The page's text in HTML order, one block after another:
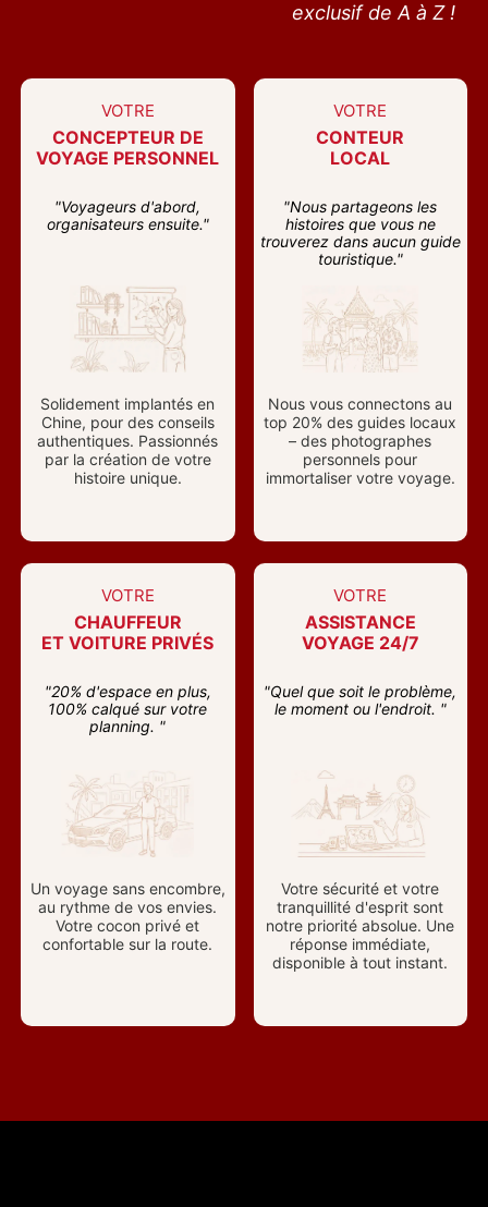
exclusif de A à Z !
VOTRE
CONCEPTEUR DE
VOYAGE PERSONNEL
"Voyageurs d'abord,
organisateurs ensuite."
Solidement implantés en
Chine, pour des conseils
authentiques. Passionnés
par la création de votre
histoire unique.
VOTRE
CONTEUR
LOCAL
"Nous partageons les
histoires que vous ne
trouverez dans aucun guide
touristique."
Nous vous connectons au
top 20% des guides locaux
– des photographes
personnels pour
immortaliser votre voyage.
VOTRE
CHAUFFEUR
ET VOITURE PRIVÉS
"20% d'espace en plus,
100% calqué sur votre
planning. "
Un voyage sans encombre,
au rythme de vos envies.
Votre cocon privé et
confortable sur la route.
VOTRE
ASSISTANCE
VOYAGE 24/7
"Quel que soit le problème,
le moment ou l'endroit. "
Votre sécurité et votre
tranquillité d'esprit sont
notre priorité absolue. Une
réponse immédiate,
disponible à tout instant.